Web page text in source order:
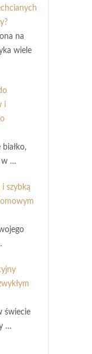
na
wiele
i
w …
i szybką
świecie
…